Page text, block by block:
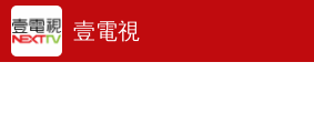
壹電視